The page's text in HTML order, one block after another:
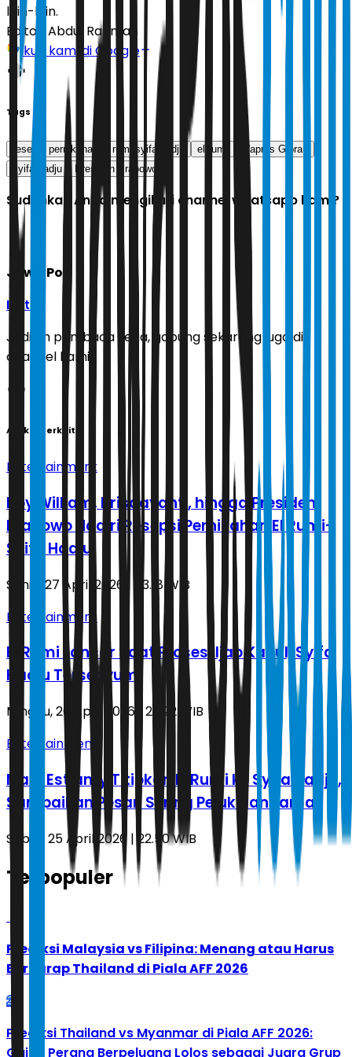
lain-lain.
Editor: Abdul Rahman
Ikuti kami di Google
Tags
resepsi pernikahan el rumi syifa hadju el rumi
Wapres Gibran
syifa hadju
Presiden Prabowo
Sudahkah Anda mengikuti channel whatsapp kami?
Jawa Pos
Ikuti
Jadilah pembaca setia, gabung sekarang juga di
channel kami!
Artikel Terkait
Entertainment
Boy William, Krisdayanti, hingga Presiden
Prabowo Hadiri Resepsi Pernikahan El Rumi-
Syifa Hadju
Senin, 27 April 2026 | 03.18 WIB
Entertainment
El Rumi Lancar Saat Prosesi Ijab Kabul, Syifa
Hadju Tersenyum
Minggu, 26 April 2026 | 20.22 WIB
Entertainment
Maia Estianty Titipkan El Rumi ke Syifa Hadju,
Sampaikan Pesan Sering Peluk dan Lama
Sabtu, 25 April 2026 | 22.50 WIB
Terpopuler
Prediksi Malaysia vs Filipina: Menang atau Harus
Berharap Thailand di Piala AFF 2026
2
Prediksi Thailand vs Myanmar di Piala AFF 2026:
Gajah Perang Berpeluang Lolos sebagai Juara Grup